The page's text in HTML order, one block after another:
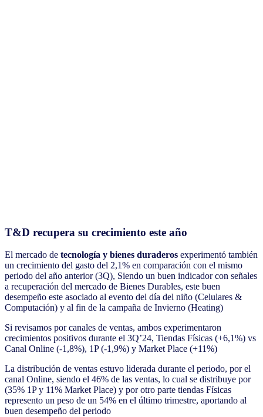
T&D recupera su crecimiento este año
El mercado de tecnología y bienes duraderos experimentó también
un crecimiento del gasto del 2,1% en comparación con el mismo
periodo del año anterior (3Q), Siendo un buen indicador con señales
a recuperación del mercado de Bienes Durables, este buen
desempeño este asociado al evento del día del niño (Celulares &
Computación) y al fin de la campaña de Invierno (Heating)
Si revisamos por canales de ventas, ambos experimentaron
crecimientos positivos durante el 3Q’24, Tiendas Físicas (+6,1%) vs
Canal Online (-1,8%), 1P (-1,9%) y Market Place (+11%)
La distribución de ventas estuvo liderada durante el periodo, por el
canal Online, siendo el 46% de las ventas, lo cual se distribuye por
(35% 1P y 11% Market Place) y por otro parte tiendas Físicas
represento un peso de un 54% en el último trimestre, aportando al
buen desempeño del periodo